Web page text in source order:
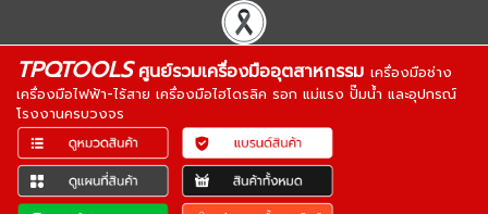
TPQTOOLSศูนย์รวมเครื่องมืออุตสาหกรรม เครื่องมือช่าง
เครื่องมือไฟฟ้า-ไร้สาย เครื่องมือไฮโดรลิค รอก แม่แรง ปั๊มน้ำ และอุปกรณ์
โรงงานครบวงจร